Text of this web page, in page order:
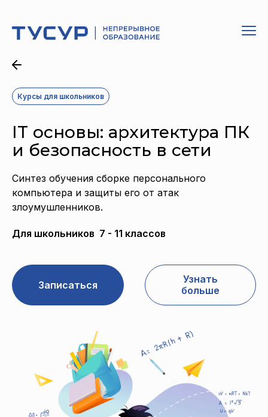
Курсы для школьников
IT основы: архитектура ПК
и безопасность в сети
Синтез обучения сборке персонального
компьютера и защиты его от атак
злоумушленников.
Для школьников 7 - 11 классов
Записаться
Узнать
больше